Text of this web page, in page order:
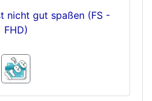
nicht gut spaßen (FS -
FHD)